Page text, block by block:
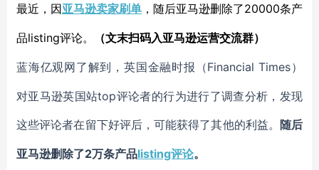
最近，因 亚马逊卖家刷单 ，随后亚马逊删除了20000条产
品listing评论。 （文末扫码入亚马逊运营交流群）
蓝海亿观网了解到，英国金融时报（Financial Times）
对亚马逊英国站top评论者的行为进行了调查分析，发现
这些评论者在留下好评后，可能获得了其他的利益。
随后
亚马逊删除了2万条产品listing评论。